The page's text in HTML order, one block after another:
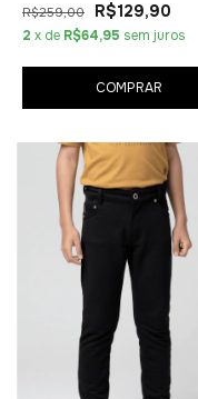
R$259,00 R$129,90
2 x de R$64,95 sem juros
COMPRAR